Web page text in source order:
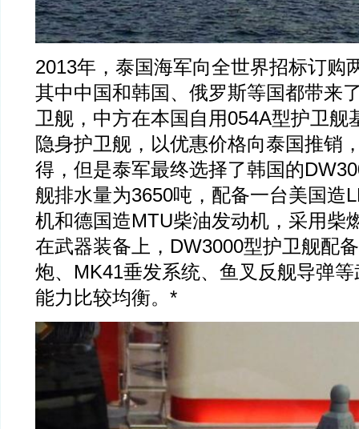
2013年，泰国海军向全世界招标订购
其中中国和韩国、俄罗斯等国都带来
卫舰，中方在本国自用054A型护卫舰
隐身护卫舰，以优惠价格向泰国推销
得，但是泰军最终选择了韩国的
舰排水量为3650吨，配备一台美国造
机和德国造MTU柴油发动机，采用柴
在武器装备上，DW3000型护卫舰配
炮、MK41垂发系统、鱼叉反舰导弹
能力比较均衡。*